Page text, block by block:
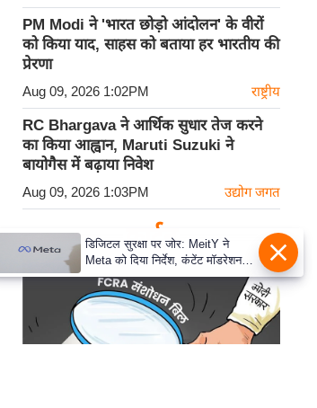
PM Modi ने 'भारत छोड़ो आंदोलन' के वीरों
को किया याद, साहस को बताया हर भारतीय की
प्रेरणा
Aug 09, 2026 1:02PM राष्ट्रीय
RC Bhargava ने आर्थिक सुधार तेज करने
का किया आह्वान, Maruti Suzuki ने
बायोगैस में बढ़ाया निवेश
Aug 09, 2026 1:03PM उद्योग जगत
कार्टून
डिजिटल सुरक्षा पर जोर: MeitY ने
Meta को दिया निर्देश, कंटेंट मॉडरेशन
मजबूत करे